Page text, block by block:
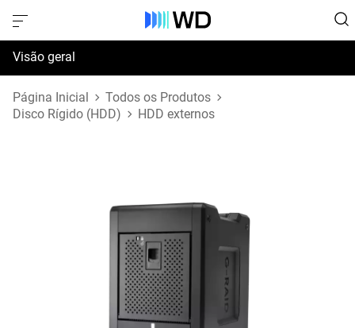
Visão geral
Especificações
Página Inicial
Todos os Produtos
Disco Rígido (HDD)
HDD externos